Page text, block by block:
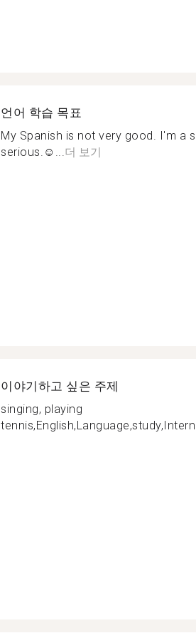
언어 학습 목표
My Spanish is not very good. I'm a
serious.☺...더 보기
이야기하고 싶은 주제
singing, playing